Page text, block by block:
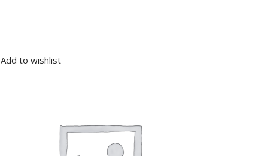
Add to wishlist